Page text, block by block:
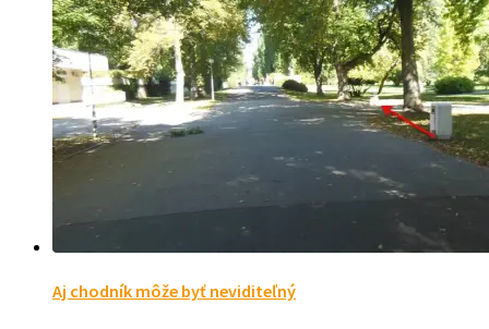
Aj chodník môže byť neviditeľný